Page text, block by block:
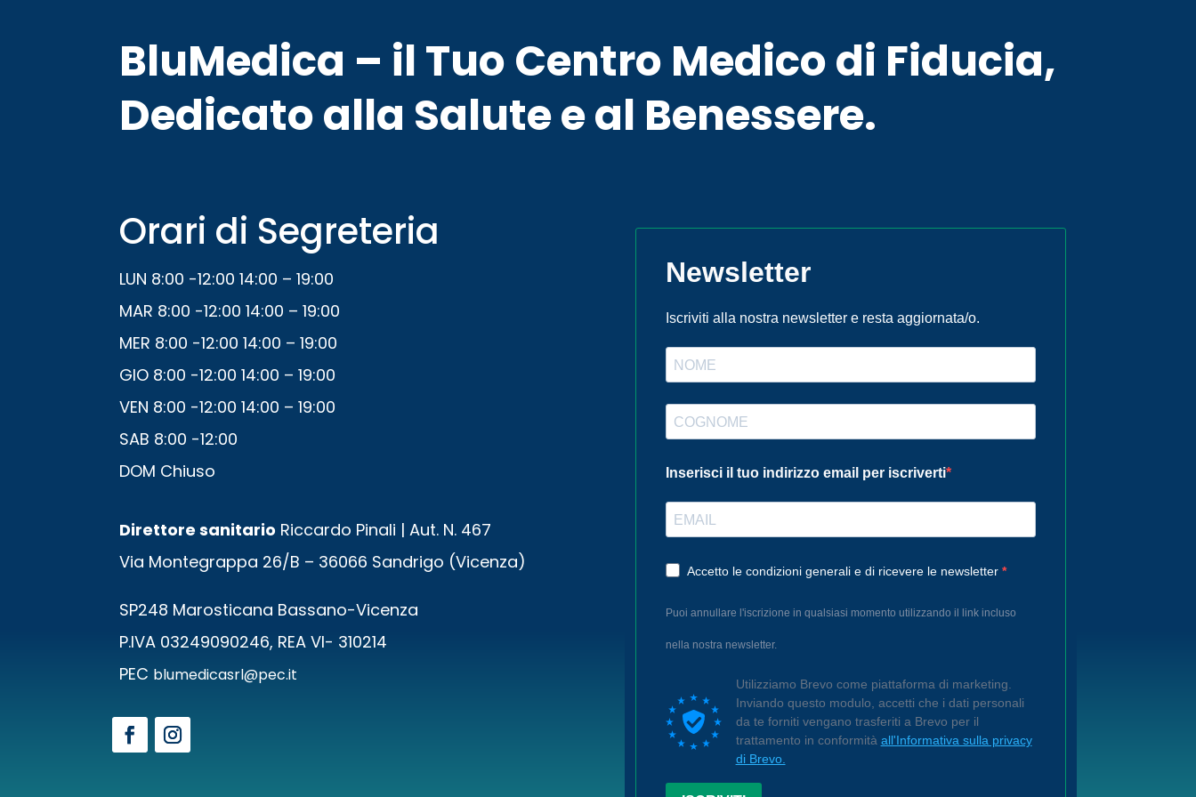
BluMedica – il Tuo Centro Medico di Fiducia,
Dedicato alla Salute e al Benessere.
Orari di Segreteria
LUN 8:00 -12:00 14:00 – 19:00
MAR 8:00 -12:00 14:00 – 19:00
MER 8:00 -12:00 14:00 – 19:00
GIO 8:00 -12:00 14:00 – 19:00
VEN 8:00 -12:00 14:00 – 19:00
SAB 8:00 -12:00
DOM Chiuso
Direttore sanitario Riccardo Pinali | Aut. N. 467
Via Montegrappa 26/B – 36066 Sandrigo (Vicenza)
SP248 Marosticana Bassano-Vicenza
P.IVA 03249090246, REA VI- 310214
PEC blumedicasrl@pec.it
Newsletter
Iscriviti alla nostra newsletter e resta aggiornata/o.
Inserisci il tuo indirizzo email per iscriverti
Accetto le condizioni generali e di ricevere le newsletter
Puoi annullare l'iscrizione in qualsiasi momento utilizzando il link incluso
nella nostra newsletter.
Utilizziamo Brevo come piattaforma di marketing.
Inviando questo modulo, accetti che i dati personali
da te forniti vengano trasferiti a Brevo per il
trattamento in conformità all'Informativa sulla privacy
di Brevo.